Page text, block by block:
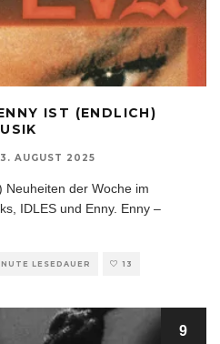
IST (ENDLICH)
3. AUGUST 2025
Neuheiten der Woche im
IDLES und Enny. Enny –
LESEDAUER 13
9